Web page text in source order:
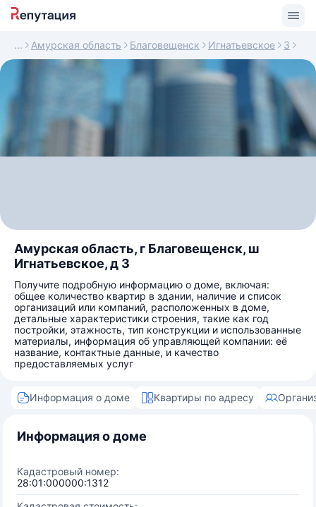
Амурская область Благовещенск Игнатьевское 3
Амурская область, г Благовещенск, ш
Игнатьевское, д 3
Получите подробную информацию о доме, включая:
общее количество квартир в здании, наличие и список
организаций или компаний, расположенных в доме,
детальные характеристики строения, такие как год
постройки, этажность, тип конструкции и использованные
материалы, информация об управляющей компании: её
название, контактные данные, и качество
предоставляемых услуг
Информация о доме Квартиры по адресу
Информация о доме
Кадастровый номер:
28:01:000000:1312